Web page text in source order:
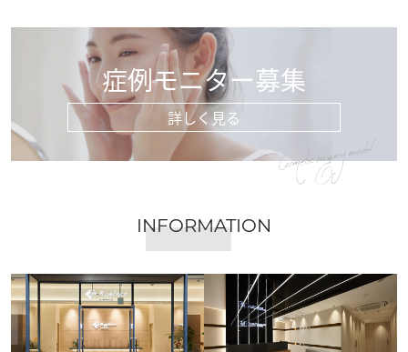
症例モニター募集
詳しく見る
Cosmetic surgery model
INFORMATION